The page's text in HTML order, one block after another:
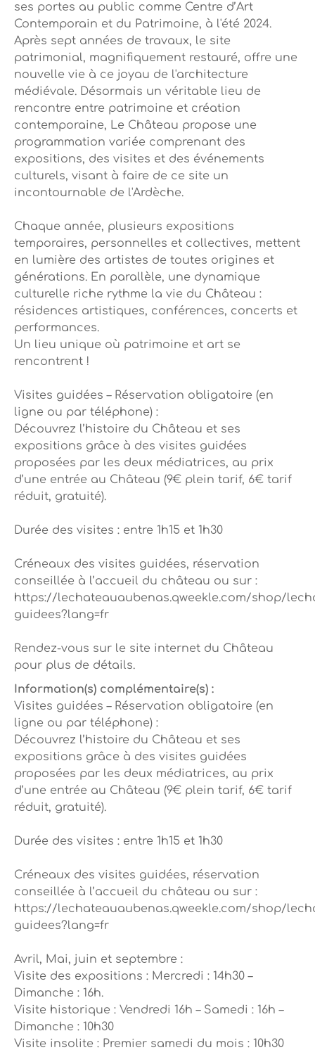
ses portes au public comme Centre d’Art
Contemporain et du Patrimoine, à l'été 2024.
Après sept années de travaux, le site
patrimonial, magnifiquement restauré, offre une
nouvelle vie à ce joyau de l'architecture
médiévale. Désormais un véritable lieu de
rencontre entre patrimoine et création
contemporaine, Le Château propose une
programmation variée comprenant des
expositions, des visites et des événements
culturels, visant à faire de ce site un
incontournable de l'Ardèche.
Chaque année, plusieurs expositions
temporaires, personnelles et collectives, mettent
en lumière des artistes de toutes origines et
générations. En parallèle, une dynamique
culturelle riche rythme la vie du Château :
résidences artistiques, conférences, concerts et
performances.
Un lieu unique où patrimoine et art se
rencontrent !
Visites guidées – Réservation obligatoire (en
ligne ou par téléphone) :
Découvrez l’histoire du Château et ses
expositions grâce à des visites guidées
proposées par les deux médiatrices, au prix
d’une entrée au Château (9€ plein tarif, 6€ tarif
réduit, gratuité).
Durée des visites : entre 1h15 et 1h30
Créneaux des visites guidées, réservation
conseillée à l’accueil du château ou sur :
https://lechateauaubenas.qweekle.com/shop/
guidees?lang=fr
Rendez-vous sur le site internet du Château
pour plus de détails.
Information(s) complémentaire(s) :
Visites guidées – Réservation obligatoire (en
ligne ou par téléphone) :
Découvrez l’histoire du Château et ses
expositions grâce à des visites guidées
proposées par les deux médiatrices, au prix
d’une entrée au Château (9€ plein tarif, 6€ tarif
réduit, gratuité).
Durée des visites : entre 1h15 et 1h30
Créneaux des visites guidées, réservation
conseillée à l’accueil du château ou sur :
https://lechateauaubenas.qweekle.com/shop/
guidees?lang=fr
Avril, Mai, juin et septembre :
Visite des expositions : Mercredi : 14h30 –
Dimanche : 16h.
Visite historique : Vendredi 16h – Samedi : 16h –
Dimanche : 10h30
Visite insolite : Premier samedi du mois : 10h30